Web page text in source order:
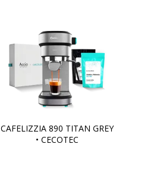
CAFELIZZIA 890 TITAN GREY
• CECOTEC